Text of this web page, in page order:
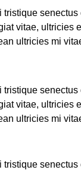
vitae, ultricies
ultricies mi
vitae, ultricies
ultricies mi